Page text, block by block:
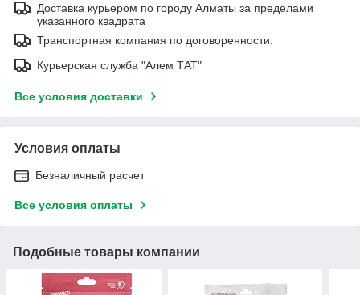
Доставка курьером по городу Алматы за пределами
указанного квадрата
Транспортная компания по договоренности.
Курьерская служба "Алем ТАТ"
Все условия доставки
Условия оплаты
Безналичный расчет
Все условия оплаты
Подобные товары компании